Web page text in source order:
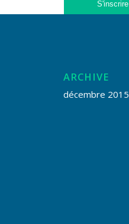
ARCHIVE
décembre 2015